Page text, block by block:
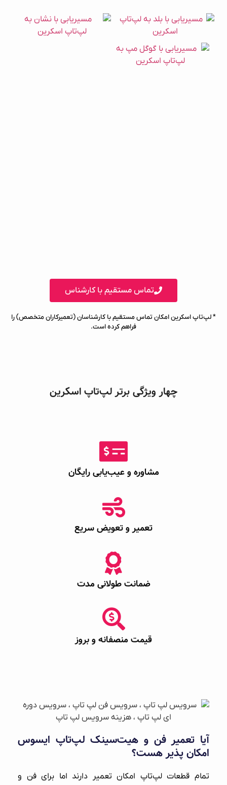
تماس مستقیم با کارشناس
* لپ‌تاپ اسکرین امکان تماس مستقیم با کارشناسان (تعمیرکاران متخصص) را
فراهم کرده است.
چهار ویژگی برتر لپ‌تاپ اسکرین
مشاوره و عیب‌یابی رایگان
تعمیر و تعویض سریع
ضمانت طولانی مدت
قیمت منصفانه و بروز
آیا تعمیر فن و هیت‌سینک لپ‌تاپ ایسوس
امکان پذیر هست؟
تمام قطعات لپ‌تاپ امکان تعمیر دارند اما برای فن و